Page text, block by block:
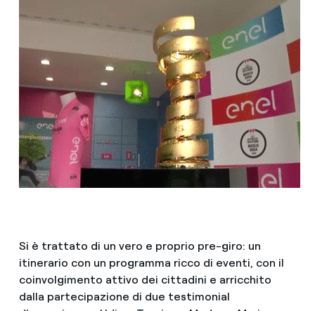
Si è trattato di un vero e proprio pre-giro: un
itinerario con un programma ricco di eventi, con il
coinvolgimento attivo dei cittadini e arricchito
dalla partecipazione di due testimonial